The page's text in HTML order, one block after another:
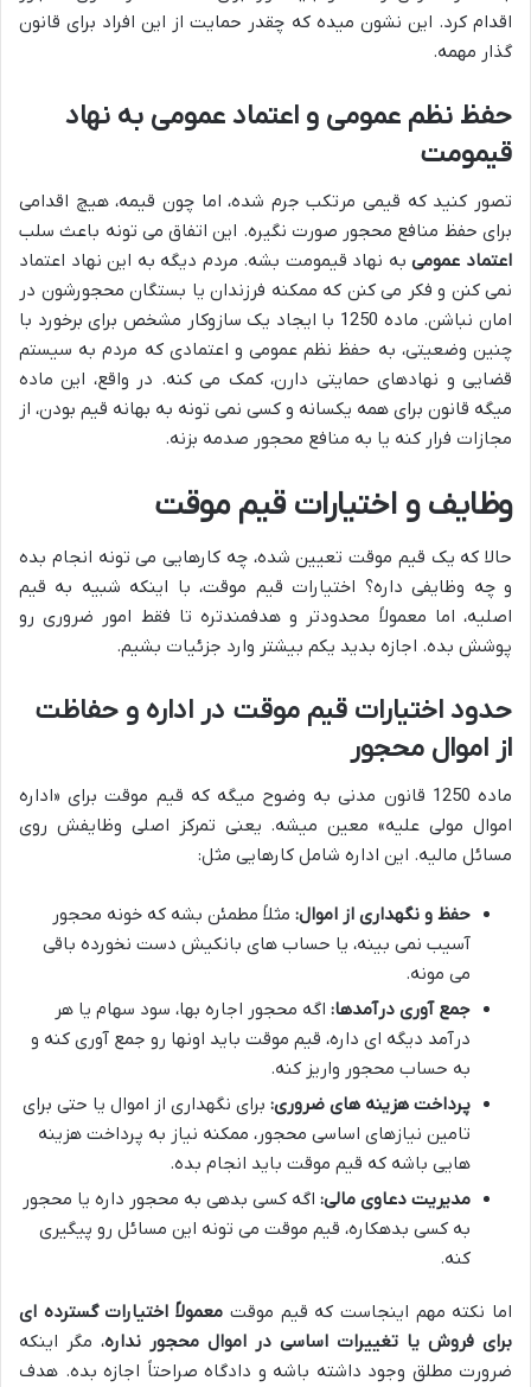
اقدام کرد. این نشون میده که چقدر حمایت از این افراد برای قانون
گذار مهمه.
حفظ نظم عمومی و اعتماد عمومی به نهاد
قیمومت
تصور کنید که قیمی مرتکب جرم شده، اما چون قیمه، هیچ اقدامی
برای حفظ منافع محجور صورت نگیره. این اتفاق می تونه باعث سلب
اعتماد عمومیبه نهاد قیمومت بشه. مردم دیگه به این نهاد اعتماد
نمی کنن و فکر می کنن که ممکنه فرزندان یا بستگان محجورشون در
امان نباشن. ماده 1250 با ایجاد یک سازوکار مشخص برای برخورد با
چنین وضعیتی، به حفظ نظم عمومی و اعتمادی که مردم به سیستم
قضایی و نهادهای حمایتی دارن، کمک می کنه. در واقع، این ماده
میگه قانون برای همه یکسانه و کسی نمی تونه به بهانه قیم بودن، از
مجازات فرار کنه یا به منافع محجور صدمه بزنه.
وظایف و اختیارات قیم موقت
حالا که یک قیم موقت تعیین شده، چه کارهایی می تونه انجام بده
و چه وظایفی داره؟ اختیارات قیم موقت، با اینکه شبیه به قیم
اصلیه، اما معمولاً محدودتر و هدفمندتره تا فقط امور ضروری رو
پوشش بده. اجازه بدید یکم بیشتر وارد جزئیات بشیم.
حدود اختیارات قیم موقت در اداره و حفاظت
از اموال محجور
ماده 1250 قانون مدنی به وضوح میگه که قیم موقت برای «اداره
اموال مولی علیه» معین میشه. یعنی تمرکز اصلی وظایفش روی
مسائل مالیه. این اداره شامل کارهایی مثل:
حفظ و نگهداری از اموال: مثلاً مطمئن بشه که خونه محجور
آسیب نمی بینه، یا حساب های بانکیش دست نخورده باقی
می مونه.
جمع آوری درآمدها: اگه محجور اجاره بها، سود سهام یا هر
درآمد دیگه ای داره، قیم موقت باید اونها رو جمع آوری کنه و
به حساب محجور واریز کنه.
پرداخت هزینه های ضروری: برای نگهداری از اموال یا حتی برای
تامین نیازهای اساسی محجور، ممکنه نیاز به پرداخت هزینه
هایی باشه که قیم موقت باید انجام بده.
مدیریت دعاوی مالی: اگه کسی بدهی به محجور داره یا محجور
به کسی بدهکاره، قیم موقت می تونه این مسائل رو پیگیری
کنه.
اما نکته مهم اینجاست که قیم موقت معمولاً اختیارات گسترده ای
برای فروش یا تغییرات اساسی در اموال محجور نداره، مگر اینکه
ضرورت مطلق وجود داشته باشه و دادگاه صراحتاً اجازه بده. هدف